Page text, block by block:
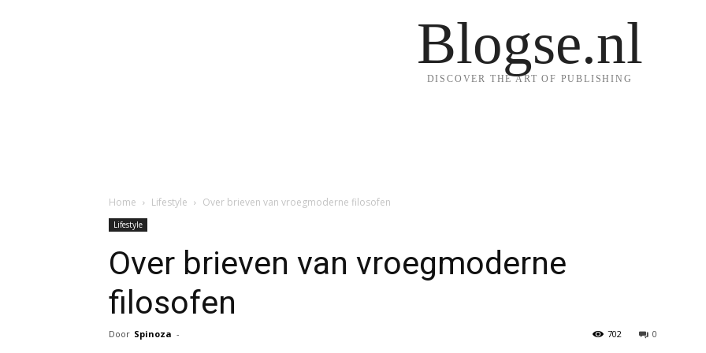
Blogse.nl
DISCOVER THE ART OF PUBLISHING
Home Lifestyle Over brieven van vroegmoderne filosofen
Lifestyle
Over brieven van vroegmoderne
filosofen
Door Spinoza - 0
702